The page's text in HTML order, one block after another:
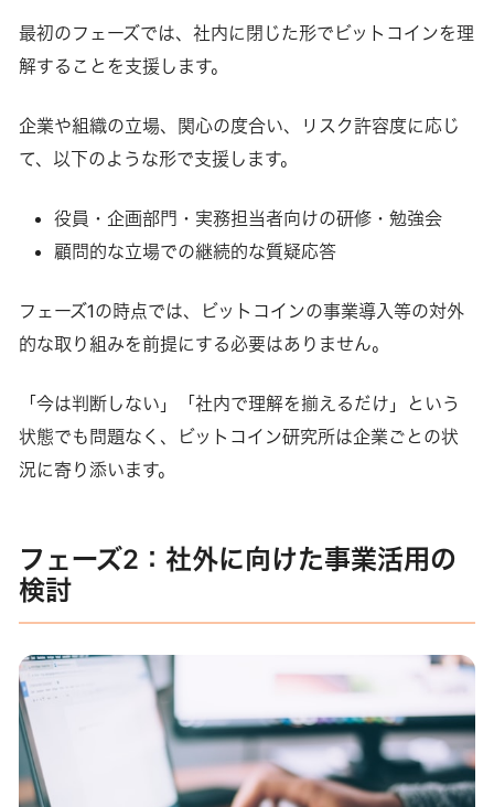
最初のフェーズでは、社内に閉じた形でビットコインを理
解することを支援します。
企業や組織の立場、関心の度合い、リスク許容度に応じ
て、以下のような形で支援します。
役員・企画部門・実務担当者向けの研修・勉強会
顧問的な立場での継続的な質疑応答
フェーズ1の時点では、ビットコインの事業導入等の対外
的な取り組みを前提にする必要はありません。
「今は判断しない」「社内で理解を揃えるだけ」という
状態でも問題なく、ビットコイン研究所は企業ごとの状
況に寄り添います。
フェーズ2：社外に向けた事業活用の
検討